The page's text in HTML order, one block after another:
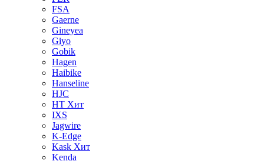
FSA
Gaerne
Gineyea
Giyo
Gobik
Hagen
Haibike
Hanseline
HJC
HT Хит
IXS
Jagwire
K-Edge
Kask Хит
Kenda